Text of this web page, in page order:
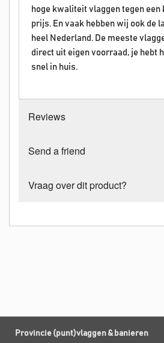
hoge kwaliteit vlaggen tegen een
prijs. En vaak hebben wij ook de
heel Nederland. De meeste
direct uit eigen voorraad, je hebt
snel in huis.
Reviews
Send a friend
Vraag over dit product?
Provincie (punt)vlaggen & banieren